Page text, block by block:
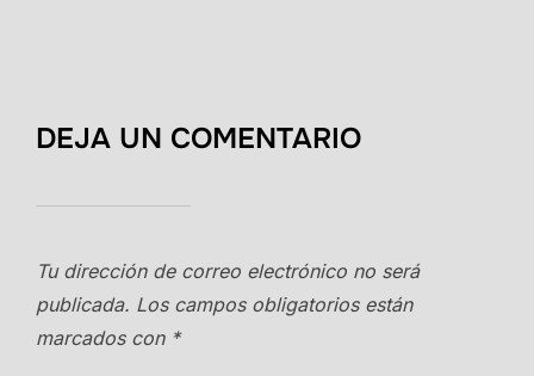
DEJA UN COMENTARIO
Tu dirección de correo electrónico no será
publicada. Los campos obligatorios están
marcados con *